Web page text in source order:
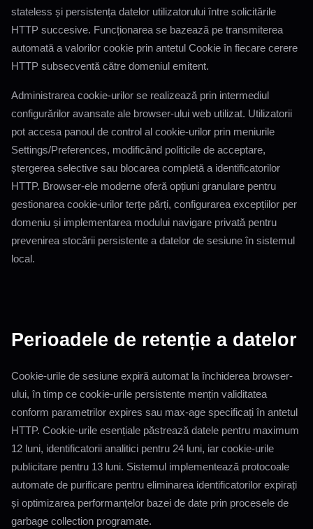
stateless și persistența datelor utilizatorului între solicitările
HTTP succesive. Funcționarea se bazează pe transmiterea
automată a valorilor cookie prin antetul Cookie în fiecare cerere
HTTP subsecventă către domeniul emitent.
Administrarea cookie-urilor se realizează prin intermediul
configurărilor avansate ale browser-ului web utilizat. Utilizatorii
pot accesa panoul de control al cookie-urilor prin meniurile
Settings/Preferences, modificând politicile de acceptare,
ștergerea selective sau blocarea completă a identificatorilor
HTTP. Browser-ele moderne oferă opțiuni granulare pentru
gestionarea cookie-urilor terțe părți, configurarea excepțiilor per
domeniu și implementarea modului navigare privată pentru
prevenirea stocării persistente a datelor de sesiune în sistemul
local.
Perioadele de retenție a datelor
Cookie-urile de sesiune expiră automat la închiderea browser-
ului, în timp ce cookie-urile persistente mențin validitatea
conform parametrilor expires sau max-age specificați în antetul
HTTP. Cookie-urile esențiale păstrează datele pentru maximum
12 luni, identificatorii analitici pentru 24 luni, iar cookie-urile
publicitare pentru 13 luni. Sistemul implementează protocoale
automate de purificare pentru eliminarea identificatorilor expirați
și optimizarea performanțelor bazei de date prin procesele de
garbage collection programate.